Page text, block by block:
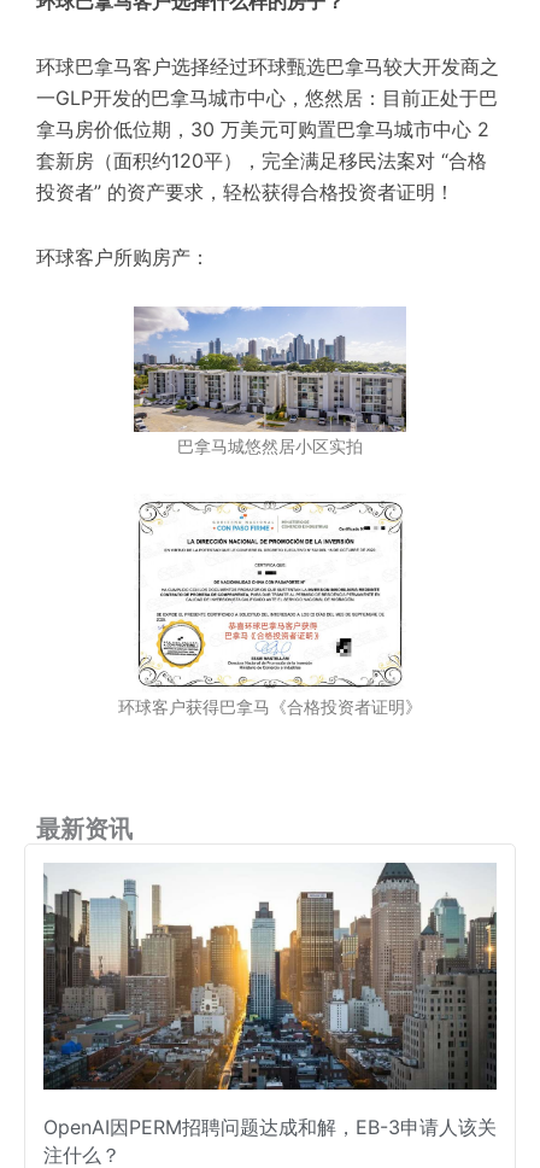
环球巴拿马客户选择经过环球甄选巴拿马较大开发商之
一GLP开发的巴拿马城市中心，悠然居：目前正处于巴
拿马房价低位期，30 万美元可购置巴拿马城市中心 2
套新房（面积约120平），完全满足移民法案对 “合格
投资者” 的资产要求，轻松获得合格投资者证明！
环球客户所购房产：
巴拿马城悠然居小区实拍
环球客户获得巴拿马《合格投资者证明》
最新资讯
OpenAI因PERM招聘问题达成和解，EB-3申请人该关
注什么？